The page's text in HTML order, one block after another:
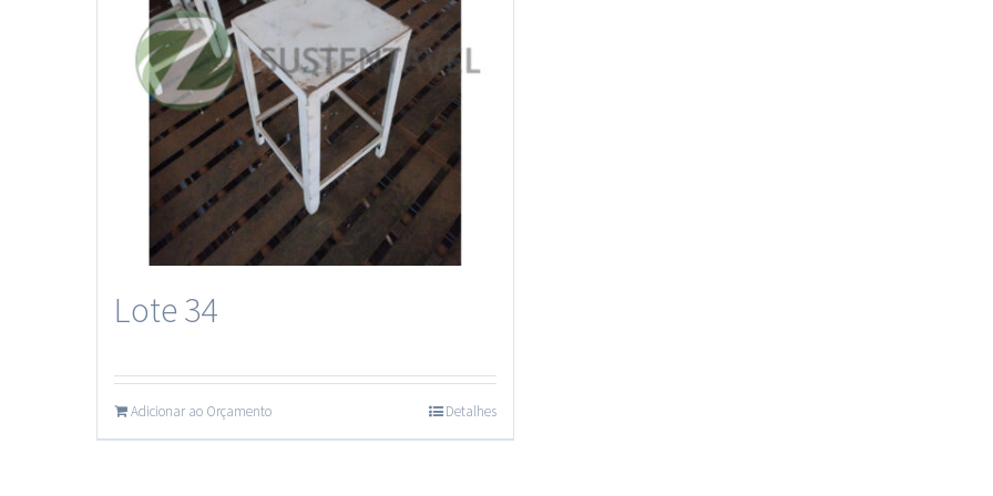
Lote 34
Adicionar ao Orçamento Detalhes